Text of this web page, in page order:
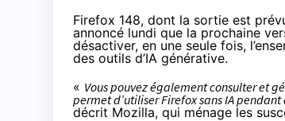
Firefox 148, dont la sortie est
annoncé lundi que la prochaine
désactiver, en une seule fois,
des outils d’IA générative.
« Vous pouvez également consulter et
permet d’utiliser Firefox sans IA
décrit Mozilla, qui ménage les